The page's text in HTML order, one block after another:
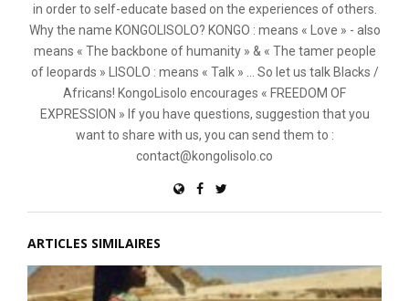
in order to self-educate based on the experiences of others.
Why the name KONGOLISOLO? KONGO : means « Love » - also
means « The backbone of humanity » & « The tamer people
of leopards » LISOLO : means « Talk » ... So let us talk Blacks /
Africans! KongoLisolo encourages « FREEDOM OF
EXPRESSION » If you have questions, suggestion that you
want to share with us, you can send them to :
contact@kongolisolo.co
ARTICLES SIMILAIRES